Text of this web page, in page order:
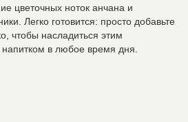
цветочных ноток анчана и
Легко готовится: просто добавьте
чтобы насладиться этим
в любое время дня.